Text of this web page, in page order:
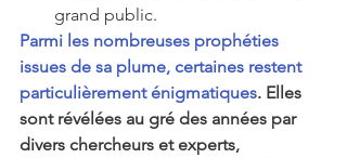
grand public.
Parmi les nombreuses prophéties
issues de sa plume, certaines restent
particulièrement énigmatiques. Elles
sont révélées au gré des années par
divers chercheurs et experts,